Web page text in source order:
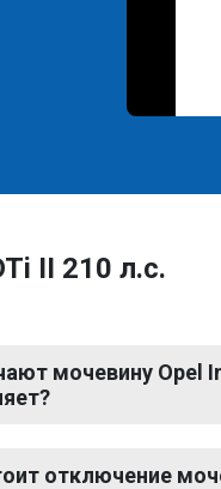
II 210 л.с.
мочевину Opel
отключение